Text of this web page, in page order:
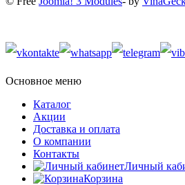
Основное меню
Каталог
Акции
Доставка и оплата
О компании
Контакты
Личный
Корзина